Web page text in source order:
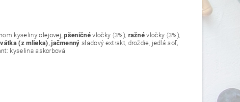
kyseliny olejovej,pšeničné vločky (3%), ražné vločky (3%),
(z mlieka) ,jačmenný sladový extrakt, droždie, jedlá soľ,
kyselina askorbová.